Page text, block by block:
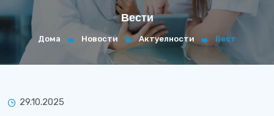
Вести
Дома Новости Актуелности Вест
29.10.2025